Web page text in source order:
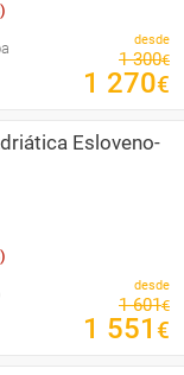
desde
1 300€
1 270€
Esloveno-
desde
1 601€
1 551 €